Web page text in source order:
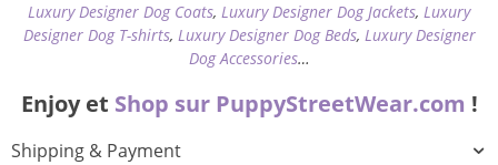
Luxury Designer Dog Coats, Luxury Designer Dog Jackets, Luxury
Designer Dog T-shirts, Luxury Designer Dog Beds, Luxury Designer
Dog Accessories…
Enjoy et Shop sur PuppyStreetWear.com !
Shipping & Payment